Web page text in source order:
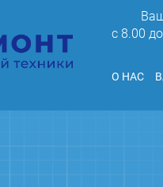
c 8.00
О НАС